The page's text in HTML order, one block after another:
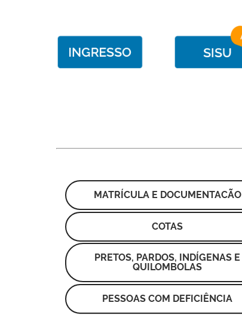
MATRÍCULA E DOCUMENTACÃO
COTAS
PRETOS, PARDOS, INDÍGENAS E
QUILOMBOLAS
PESSOAS COM DEFICIÊNCIA